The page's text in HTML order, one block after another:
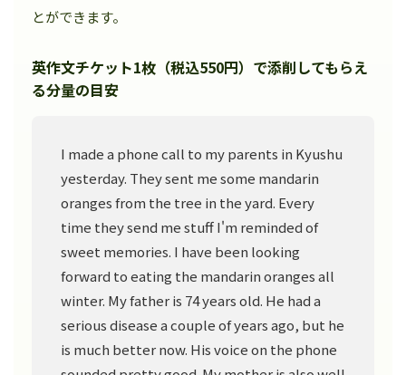
とができます。
英作文チケット1枚（税込550円）で添削してもらえ
る分量の目安
I made a phone call to my parents in Kyushu
yesterday. They sent me some mandarin
oranges from the tree in the yard. Every
time they send me stuff I'm reminded of
sweet memories. I have been looking
forward to eating the mandarin oranges all
winter. My father is 74 years old. He had a
serious disease a couple of years ago, but he
is much better now. His voice on the phone